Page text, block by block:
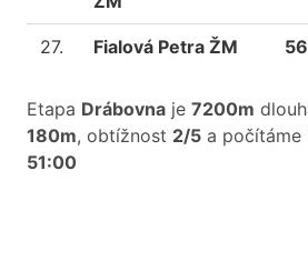
27. Fialová Petra ŽM
Etapa Drábovna je 7200m
180m, obtížnost 2/5 a počítáme
51:00